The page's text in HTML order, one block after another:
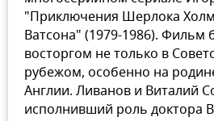
"Приключения Шерлока
Ватсона" (1979-1986). Фильм
восторгом не только в
рубежом, особенно на
Англии. Ливанов и Виталий
исполнивший роль доктора